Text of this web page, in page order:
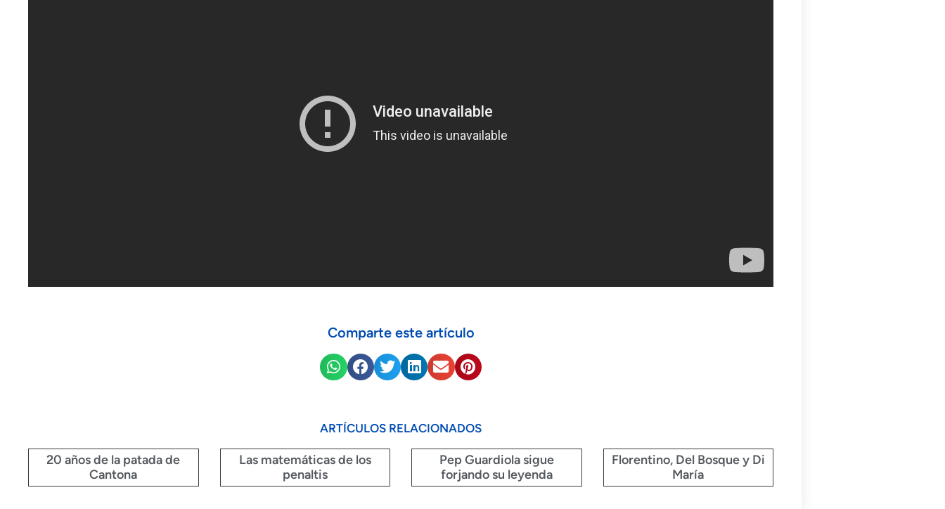
Comparte este artículo
ARTÍCULOS RELACIONADOS
20 años de la patada de
Cantona
Las matemáticas de los
penaltis
Pep Guardiola sigue
forjando su leyenda
Florentino, Del Bosque y Di
María